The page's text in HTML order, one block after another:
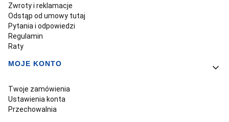
Zwroty i reklamacje
Odstąp od umowy tutaj
Pytania i odpowiedzi
Regulamin
Raty
MOJE KONTO
Twoje zamówienia
Ustawienia konta
Przechowalnia